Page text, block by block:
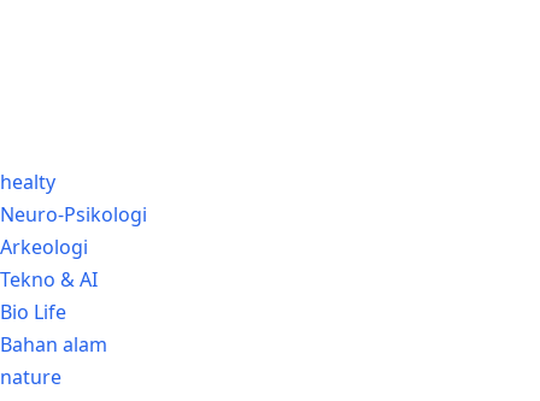
healty
Neuro-Psikologi
Arkeologi
Tekno & AI
Bio Life
Bahan alam
nature